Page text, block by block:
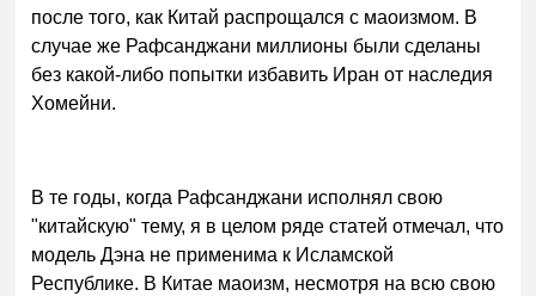
после того, как Китай распрощался с маоизмом. В
случае же Рафсанджани миллионы были сделаны
без какой-либо попытки избавить Иран от наследия
Хомейни.
В те годы, когда Рафсанджани исполнял свою
"китайскую" тему, я в целом ряде статей отмечал, что
модель Дэна не применима к Исламской
Республике. В Китае маоизм, несмотря на всю свою